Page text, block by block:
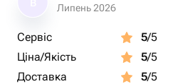
Липень 2026
Сервіс 5/5
Ціна/Якість
5/5
Доставка
5/5